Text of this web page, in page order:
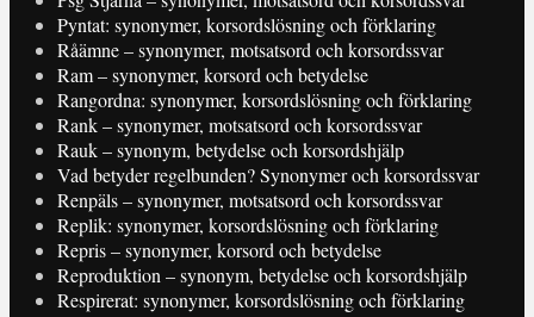
Pyntat: synonymer, korsordslösning och förklaring
Råämne – synonymer, motsatsord och korsordssvar
Ram – synonymer, korsord och betydelse
Rangordna: synonymer, korsordslösning och förklaring
Rank – synonymer, motsatsord och korsordssvar
Rauk – synonym, betydelse och korsordshjälp
Vad betyder regelbunden? Synonymer och korsordssvar
Renpäls – synonymer, motsatsord och korsordssvar
Replik: synonymer, korsordslösning och förklaring
Repris – synonymer, korsord och betydelse
Reproduktion – synonym, betydelse och korsordshjälp
Respirerat: synonymer, korsordslösning och förklaring